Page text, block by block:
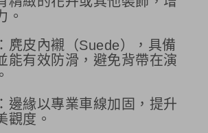
。
：麂皮內襯（Suede），具備
能有效防滑，避免背帶在演
：邊緣以專業車線加固，提升
觀度。